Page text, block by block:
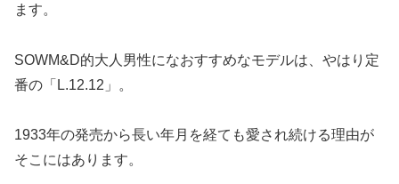
ます。
SOWM&D的大人男性になおすすめなモデルは、やはり定
番の「L.12.12」。
1933年の発売から長い年月を経ても愛され続ける理由が
そこにはあります。